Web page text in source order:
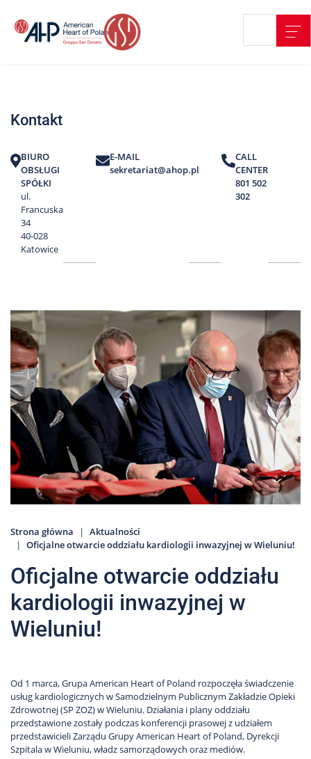
treści
Strefa
Edukacja
Pacjenta
O
nas
Marki
Nas
Kariera
Galeria
Kontakt
801
502
302
Kontakt
BIURO
OBSŁUGI
SPÓŁKI
ul.
Francuska
34
40-028
Katowice
E-MAIL
sekretariat@ahop.pl
CALL
CENTER
801 502
302
Strona główna
Aktualności
Oficjalne otwarcie oddziału kardiologii inwazyjnej w Wieluniu!
Oficjalne otwarcie oddziału
kardiologii inwazyjnej w
Wieluniu!
Od 1 marca, Grupa American Heart of Poland rozpoczęła świadczenie
usług kardiologicznych w Samodzielnym Publicznym Zakładzie Opieki
Zdrowotnej (SP ZOZ) w Wieluniu. Działania i plany oddziału
przedstawione zostały podczas konferencji prasowej z udziałem
przedstawicieli Zarządu Grupy American Heart of Poland, Dyrekcji
Szpitala w Wieluniu, władz samorządowych oraz mediów.